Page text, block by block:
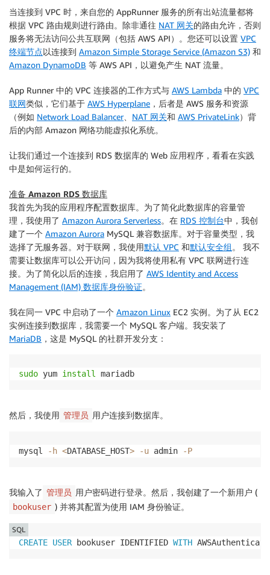
当连接到 VPC 时，来自您的 AppRunner 服务的所有出站流量都将
根据 VPC 路由规则进行路由。除非通往 NAT 网关的路由允许，否则
服务将无法访问公共互联网（包括 AWS API）。您还可以设置 VPC
终端节点以连接到 Amazon Simple Storage Service (Amazon S3) 和
Amazon DynamoDB 等 AWS API，以避免产生 NAT 流量。
App Runner 中的 VPC 连接器的工作方式与 AWS Lambda 中的 VPC
联网类似，它们基于 AWS Hyperplane ，后者是 AWS 服务和资源
（例如 Network Load Balancer、 NAT 网关和 AWS PrivateLink）背
后的内部 Amazon 网络功能虚拟化系统。
让我们通过一个连接到 RDS 数据库的 Web 应用程序，看看在实践
中是如何运行的。
准备 Amazon RDS 数据库
我首先为我的应用程序配置数据库。为了简化此数据库的容量管
理，我使用了 Amazon Aurora Serverless。在 RDS 控制台中，我创
建了一个 Amazon Aurora MySQL 兼容数据库。对于容量类型 ，我
选择了无服务器。对于联网，我使用默认 VPC 和默认安全组 。 我不
需要让数据库可以公开访问，因为我将使用私有 VPC 联网进行连
接。为了简化以后的连接，我启用了 AWS Identity and Access
Management (IAM) 数据库身份验证。
我在同一 VPC 中启动了一个 Amazon Linux EC2 实例。为了从 EC2
实例连接到数据库，我需要一个 MySQL 客户端。我安装了
MariaDB ，这是 MySQL 的社群开发分支：
sudo yum install mariadb
然后，我使用 管理员 用户连接到数据库。
mysql -h <DATABASE_HOST> -u admin -P
我输入了 管理员 用户密码进行登录。然后，我创建了一个新用户 (
bookuser ) 并将其配置为使用 IAM 身份验证。
CREATE USER bookuser IDENTIFIED WITH
SQL